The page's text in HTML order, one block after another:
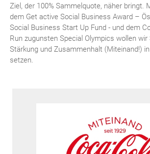
Ziel, der 100% Sammelquote, näher bringt.
dem Get active Social Business Award –
Social Business Start Up Fund - und dem
Run zugunsten Special Olympics wollen wir
Stärkung und Zusammenhalt (Miteinand!)
setzen.